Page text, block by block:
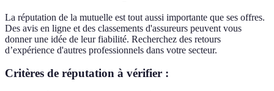
La réputation de la mutuelle est tout aussi importante que ses offres.
Des avis en ligne et des classements d'assureurs peuvent vous
donner une idée de leur fiabilité. Recherchez des retours
d’expérience d'autres professionnels dans votre secteur.
Critères de réputation à vérifier :